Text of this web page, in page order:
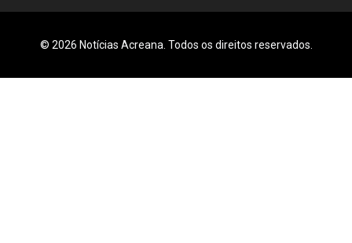
© 2026 Notícias Acreana. Todos os direitos reservados.